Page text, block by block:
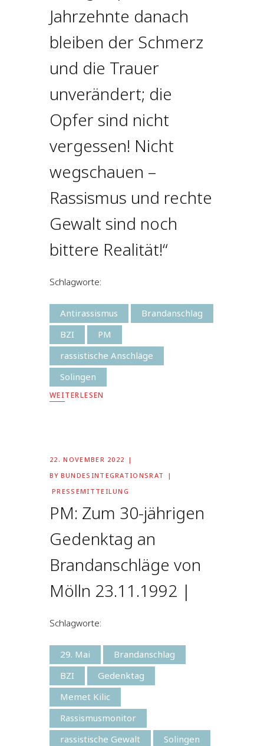
Jahrzehnte danach
bleiben der Schmerz
und die Trauer
unverändert; die
Opfer sind nicht
vergessen! Nicht
wegschauen –
Rassismus und rechte
Gewalt sind noch
bittere Realität!“
Schlagworte:
Antirassismus
Brandanschlag
BZI
PM
rassistische Anschläge
Solingen
WEITERLESEN
22. NOVEMBER 2022
BY BUNDESINTEGRATIONSRAT
PRESSEMITTEILUNG
PM: Zum 30-jährigen
Gedenktag an
Brandanschläge von
Mölln 23.11.1992 |
Schlagworte:
29. Mai
Brandanschlag
BZI
Gedenktag
Memet Kilic
Rassismusmonitor
rassistische Gewalt
Solingen